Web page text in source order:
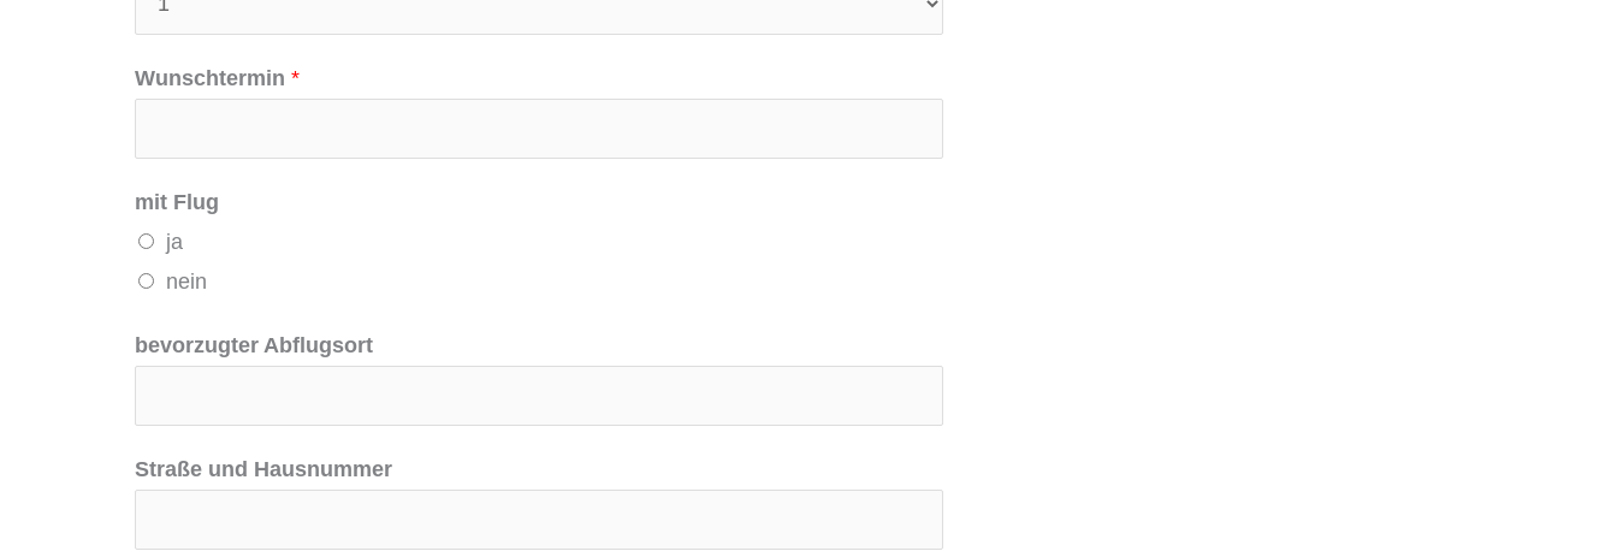
Wunschtermin *
mit Flug
ja
nein
bevorzugter Abflugsort
Straße und Hausnummer